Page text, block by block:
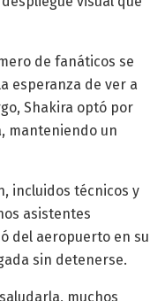
de fanáticos se
esperanza de ver a
Shakira optó por
manteniendo un
incluidos técnicos y
asistentes
del aeropuerto en su
sin detenerse.
muchos